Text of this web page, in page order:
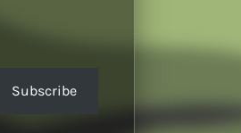
Subscribe